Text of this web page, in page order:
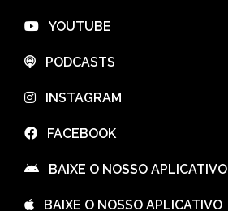
⠀YOUTUBE
⠀PODCASTS
⠀INSTAGRAM
⠀FACEBOOK
⠀BAIXE O NOSSO APLICATIVO
⠀BAIXE O NOSSO APLICATIVO